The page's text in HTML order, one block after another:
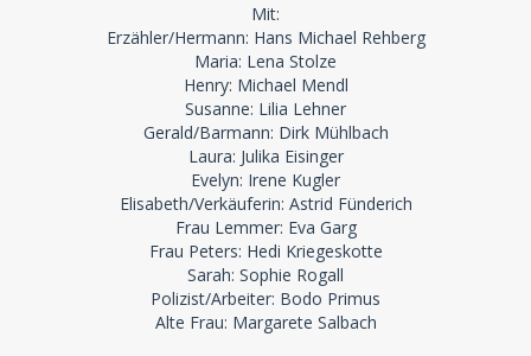
Mit:
Erzähler/Hermann: Hans Michael Rehberg
Maria: Lena Stolze
Henry: Michael Mendl
Susanne: Lilia Lehner
Gerald/Barmann: Dirk Mühlbach
Laura: Julika Eisinger
Evelyn: Irene Kugler
Elisabeth/Verkäuferin: Astrid Fünderich
Frau Lemmer: Eva Garg
Frau Peters: Hedi Kriegeskotte
Sarah: Sophie Rogall
Polizist/Arbeiter: Bodo Primus
Alte Frau: Margarete Salbach